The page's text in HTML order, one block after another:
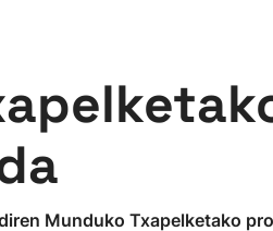
Munduko Txapelketako